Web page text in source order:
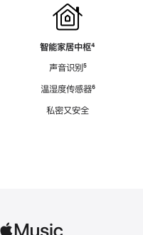
智能家居中枢脚
⁴
声音识别脚
⁵
温湿度传感器脚
⁶
私密又安全